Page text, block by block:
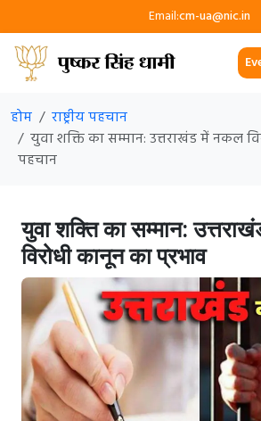
Email:cm-ua@nic.in
होम
राष्ट्रीय पहचान
युवा शक्ति का सम्मान: उत्तराखंड में नकल
पहचान
युवा शक्ति का सम्मान:
विरोधी कानून का प्रभाव